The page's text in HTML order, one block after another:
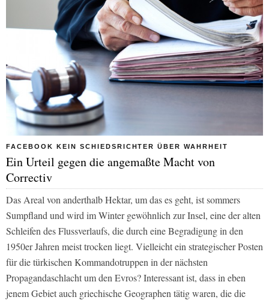
FACEBOOK KEIN SCHIEDSRICHTER ÜBER WAHRHEIT
Ein Urteil gegen die angemaßte Macht von
Correctiv
Das Areal von anderthalb Hektar, um das es geht, ist sommers
Sumpfland und wird im Winter gewöhnlich zur Insel, eine der alten
Schleifen des Flussverlaufs, die durch eine Begradigung in den
1950er Jahren meist trocken liegt. Vielleicht ein strategischer Posten
für die türkischen Kommandotruppen in der nächsten
Propagandaschlacht um den Evros? Interessant ist, dass in eben
jenem Gebiet auch griechische Geographen tätig waren, die die